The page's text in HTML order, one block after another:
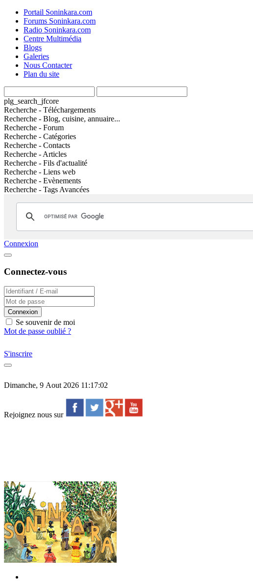
Portail Soninkara.com
Forums Soninkara.com
Radio Soninkara.com
Centre Multimédia
Blogs
Galeries
Nous Contacter
Plan du site
plg_search_jfcore
Recherche - Téléchargements
Recherche - Blog, cuisine, annuaire...
Recherche - Forum
Recherche - Catégories
Recherche - Contacts
Recherche - Articles
Recherche - Fils d'actualité
Recherche - Liens web
Recherche - Evènements
Recherche - Tags Avancées
Connexion
Connectez-vous
Connexion
Se souvenir de moi
Mot de passe oublié ?
S'inscrire
Dimanche, 9 Aout 2026 11:17:02
Rejoignez nous sur